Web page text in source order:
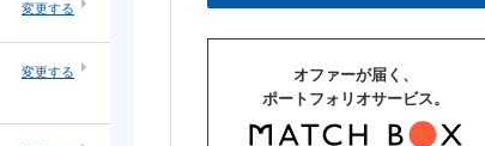
変更する
変更する
オファーが届く、
ポートフォリオサービス。